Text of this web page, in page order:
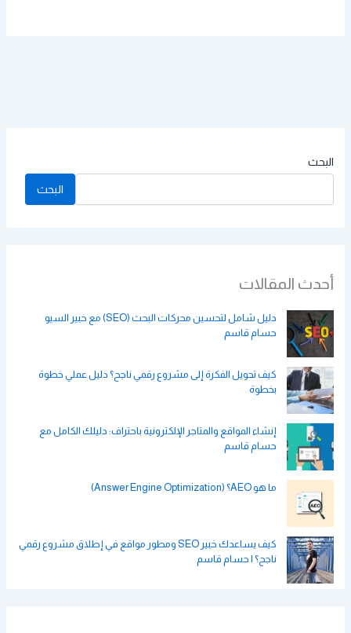
البحث
البحث
أحدث المقالات
دليل شامل لتحسين محركات البحث (SEO) مع خبير السيو
حسام قاسم
كيف تحويل الفكرة إلى مشروع رقمي ناجح؟ دليل عملي خطوة
بخطوة
إنشاء المواقع والمتاجر الإلكترونية باحتراف: دليلك الكامل مع
حسام قاسم
ما هو AEO؟ (Answer Engine Optimization)
كيف يساعدك خبير SEO ومطور مواقع في إطلاق مشروع رقمي
ناجح؟ | حسام قاسم